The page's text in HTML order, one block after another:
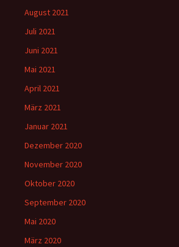
August 2021
Juli 2021
Juni 2021
Mai 2021
April 2021
März 2021
Januar 2021
Dezember 2020
November 2020
Oktober 2020
September 2020
Mai 2020
März 2020